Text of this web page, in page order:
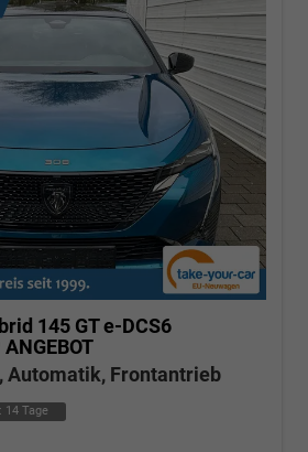
145 GT e-DCS6
Automatik, Frontantrieb
14 Tage